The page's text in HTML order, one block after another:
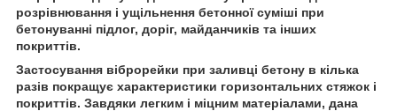
розрівнювання і ущільнення бетонної суміші при
бетонуванні підлог, доріг, майданчиків та інших
покриттів.
Застосування віброрейки при заливці бетону в кілька
разів покращує характеристики горизонтальних стяжок і
покриттів. Завдяки легким і міцним матеріалами, дана